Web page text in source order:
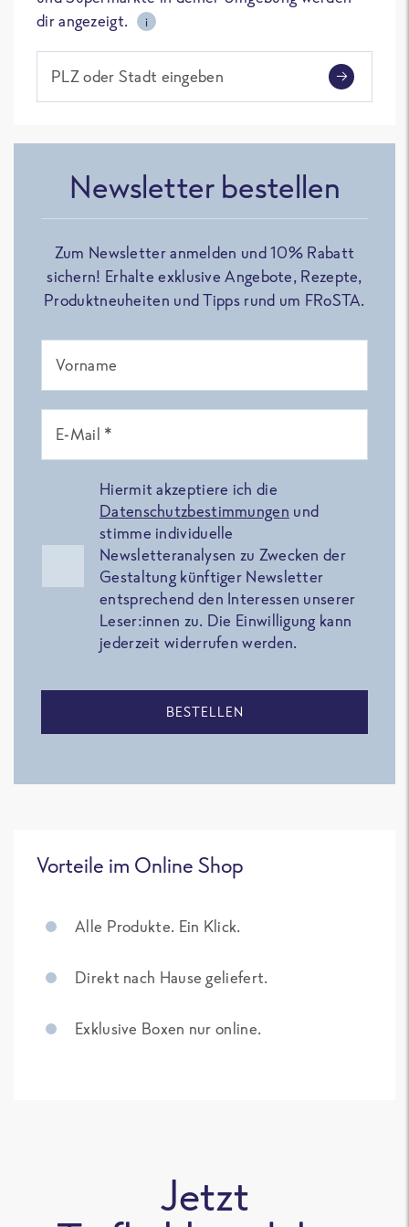
dir angezeigt.
i
PLZ oder Stadt eingeben
Newsletter bestellen
Zum Newsletter anmelden und 10% Rabatt
sichern! Erhalte exklusive Angebote, Rezepte,
Produktneuheiten und Tipps rund um FRoSTA.
Vorname
E-Mail *
Hiermit akzeptiere ich die
Datenschutzbestimmungen und
stimme individuelle
Newsletteranalysen zu Zwecken der
Gestaltung künftiger Newsletter
entsprechend den Interessen unserer
Leser:innen zu. Die Einwilligung kann
jederzeit widerrufen werden.
BESTELLEN
Vorteile im Online Shop
Alle Produkte. Ein Klick.
Direkt nach Hause geliefert.
Exklusive Boxen nur online.
Jetzt